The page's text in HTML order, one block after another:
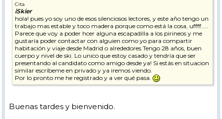
Cita
iSkier
hola! pues yo soy uno de esos silenciosos lectores, y este año tengo un
trabajo mas estable y toco madera porque como está la cosa, uffff.....
Parece que voy a poder hcer alguna escapadilla a los pirineos y me
gustaría poder contactar con alguien como yo para compartir
habitación y viaje desde Madrid o alrededores Tengo 28 años, buen
cuerpo y nivel de ski. Lo unico que estoy casado y tendría que ser
presentando al candidato como amigo desde ya! Si estás en situacion
similar escríbeme en privado y ya iremos viendo.
Por lo pronto me he registrado y a ver qué pasa.
Buenas tardes y bienvenido.